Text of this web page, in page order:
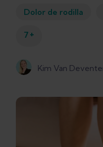
Dolor de rodilla
7 +
Kim Van